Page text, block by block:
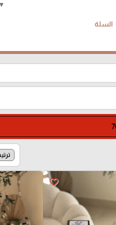
▼
السلة
favorite_border